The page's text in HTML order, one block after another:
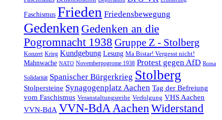
Faschismus Frieden Friedensbewegung
Gedenken Gedenken an die
Pogromnacht 1938 Gruppe Z - Stolberg
Konzert Krieg Kundgebung Lesung Ma Bistar! Vergesst nicht!
Mahnwache NATO Novemberpogrome 1938 Protest gegen AfD Roma
Solidarität Spanischer Bürgerkrieg Stolberg
Stolpersteine Synagogenplatz Aachen Tag der Befreiung
vom Faschismus Veranstaltungsreihe Verfolgung VHS Aachen
VVN-BdA VVN-BdA AachenWiderstand